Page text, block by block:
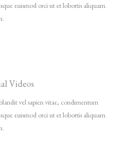
euismod orci ut et lobortis aliquam.
Videos
vel sapien vitae, condimentum
euismod orci ut et lobortis aliquam.